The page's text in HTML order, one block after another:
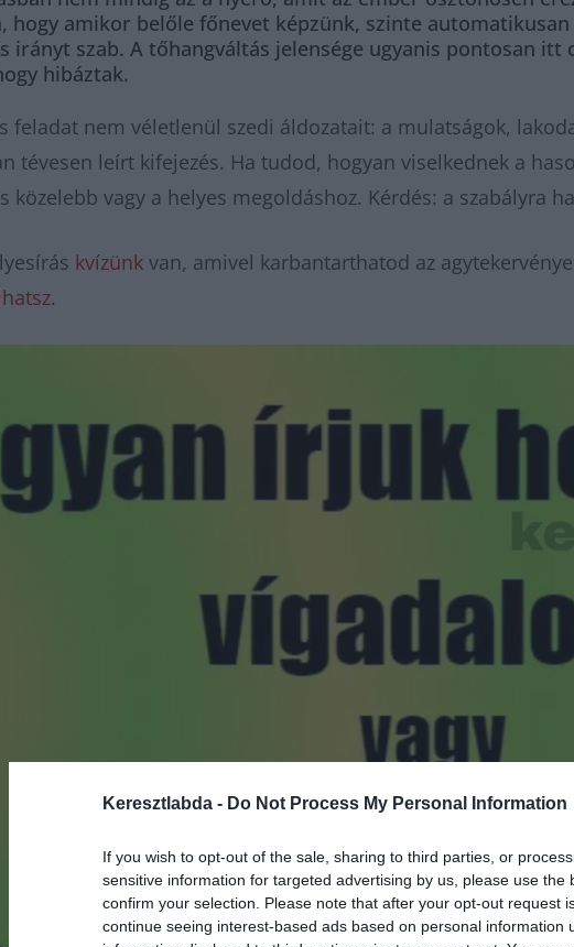
Keresztlabda - Do Not Process My Personal Information
If you wish to opt-out of the sale, sharing to third parties, or
sensitive information for targeted advertising by us, please use the
confirm your selection. Please note that after your opt-out request
continue seeing interest-based ads based on personal information
hogy amikor belőle főnevet képzünk, szinte
irányt szab. A tőhangváltás jelensége ugyanis pontosan
hibáztak.
feladat nem véletlenül szedi áldozatait: a mulatságok,
tévesen leírt kifejezés. Ha tudod, hogyan viselkednek a
közelebb vagy a helyes megoldáshoz. Kérdés: a szabályra
kvízünk van, amivel karbantarthatod az
.